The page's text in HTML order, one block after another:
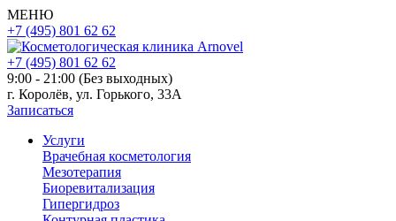
МЕНЮ
+7 (495) 801 62 62
+7 (495) 801 62 62
9:00 - 21:00 (Без выходных)
г. Королёв, ул. Горького, 33А
Записаться
Услуги
Врачебная косметология
Мезотерапия
Биоревитализация
Гипергидроз